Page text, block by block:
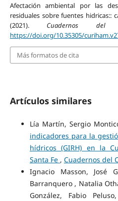
Afectación ambiental por las
residuales sobre fuentes hidricas::
(2021). Cuadernos del
https://doi.org/10.35305/
Más formatos de cita
Artículos similares
Lía Martín, Sergio
indicadores para la
hídricos (GIRH) en la
Santa Fe , Cuadernos del
Ignacio Masson, José
Barranquero , Natalia
González, Fabio Peluso,